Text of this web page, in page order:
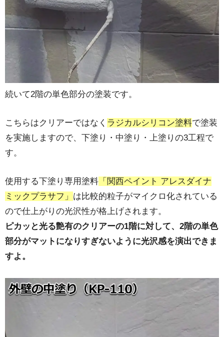
続いて2階の単色部分の塗装です。
こちらはクリアーではなく ラジカルシリコン塗料で塗装
を実施しますので、下塗り・中塗り・上塗りの3工程で
す。
使用する下塗り専用塗料 「関西ペイント アレスダイナ
ミックプラサフ」 は比較的粒子がマイクロ化されている
ので仕上がりの光沢性が格上げされます。
ピカッと光る艶有のクリアーの1階に対して、2階の単色
部分がマットになりすぎないように光沢感を演出できま
すよ。